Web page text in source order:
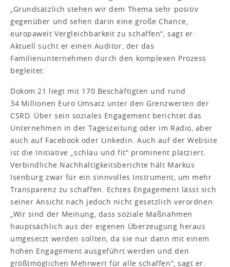
„Grundsätzlich stehen wir dem Thema sehr positiv
gegenüber und sehen darin eine große Chance,
europaweit Vergleichbarkeit zu schaffen“, sagt er.
Aktuell sucht er einen Auditor, der das
Familienunternehmen durch den komplexen Prozess
begleitet.
Dokom 21 liegt mit 170 Beschäftigten und rund
34 Millionen Euro Umsatz unter den Grenzwerten der
CSRD. Über sein soziales Engagement berichtet das
Unternehmen in der Tageszeitung oder im Radio, aber
auch auf Facebook oder Linkedin. Auch auf der Website
ist die Initiative „schlau und fit“ prominent platziert.
Verbindliche Nachhaltigkeitsberichte hält Markus
Isenburg zwar für ein sinnvolles Instrument, um mehr
Transparenz zu schaffen. Echtes Engagement lässt sich
seiner Ansicht nach jedoch nicht gesetzlich verordnen:
„Wir sind der Meinung, dass soziale Maßnahmen
hauptsächlich aus der eigenen Überzeugung heraus
umgesetzt werden sollten, da sie nur dann mit einem
hohen Engagement ausgeführt werden und den
größtmöglichen Mehrwert für alle schaffen“, sagt er.